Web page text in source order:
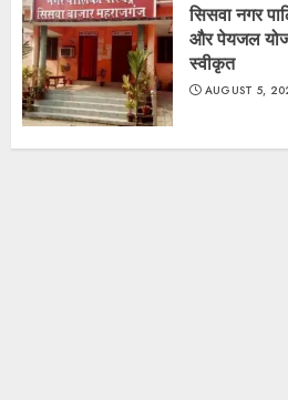
सिसवा नगर
और पेयजल
स्वीकृत
AUGUST 5,